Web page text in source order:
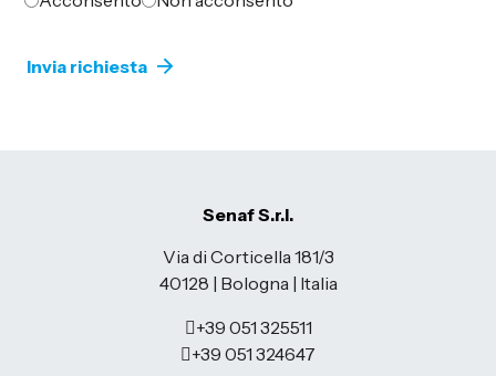
Senaf S.r.l.
Via di Corticella 181/3
40128 | Bologna | Italia
+39 051 325511
+39 051 324647